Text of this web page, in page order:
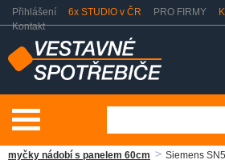
Přihlášení 6x STUDIO v ČR PRO FIRMY
Kontakt
myčky nádobí s panelem 60cm
Siemens